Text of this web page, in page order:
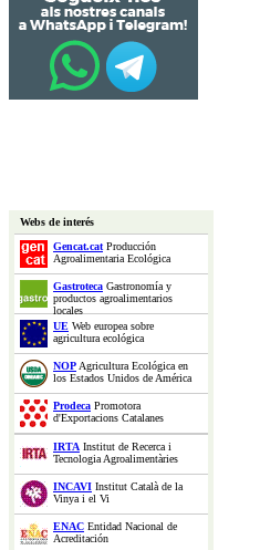
Webs de interés
Gencat.catProducción
Agroalimentaria Ecológica
Gastroteca Gastronomía y
productos agroalimentarios
locales
UE Web europea sobre
agricultura ecológica
NOPAgricultura Ecológica en
los Estados Unidos de América
Prodeca Promotora
d'Exportacions Catalanes
IRTA Institut de Recerca i
Tecnologia Agroalimentàries
INCAVI Institut Català de la
Vinya i el Vi
ENAC Entidad Nacional de
Acreditación